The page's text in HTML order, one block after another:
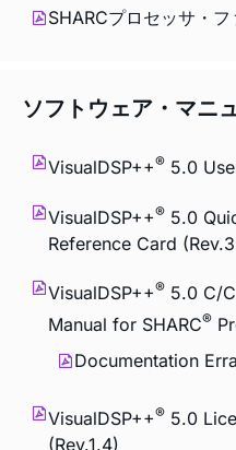
SHARCプロセッサ・フ
ソフトウェア・マニ
VisualDSP++® 5.0
VisualDSP++® 5.0
Reference Card
VisualDSP++® 5.0 C/
Manual for SHARC®
Documentation
VisualDSP++® 5.0
(Rev.1.4)